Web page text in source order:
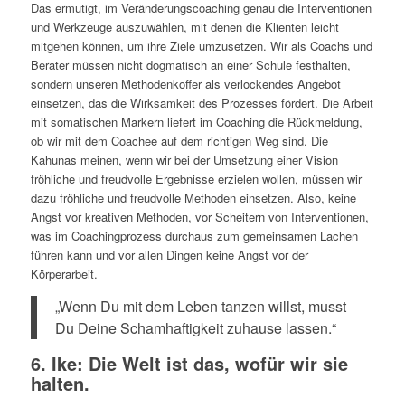
Das ermutigt, im Veränderungscoaching genau die Interventionen
und Werkzeuge auszuwählen, mit denen die Klienten leicht
mitgehen können, um ihre Ziele umzusetzen. Wir als Coachs und
Berater müssen nicht dogmatisch an einer Schule festhalten,
sondern unseren Methodenkoffer als verlockendes Angebot
einsetzen, das die Wirksamkeit des Prozesses fördert. Die Arbeit
mit somatischen Markern liefert im Coaching die Rückmeldung,
ob wir mit dem Coachee auf dem richtigen Weg sind. Die
Kahunas meinen, wenn wir bei der Umsetzung einer Vision
fröhliche und freudvolle Ergebnisse erzielen wollen, müssen wir
dazu fröhliche und freudvolle Methoden einsetzen. Also, keine
Angst vor kreativen Methoden, vor Scheitern von Interventionen,
was im Coachingprozess durchaus zum gemeinsamen Lachen
führen kann und vor allen Dingen keine Angst vor der
Körperarbeit.
„Wenn Du mit dem Leben tanzen willst, musst
Du Deine Schamhaftigkeit zuhause lassen.“
6. Ike: Die Welt ist das, wofür wir sie
halten.